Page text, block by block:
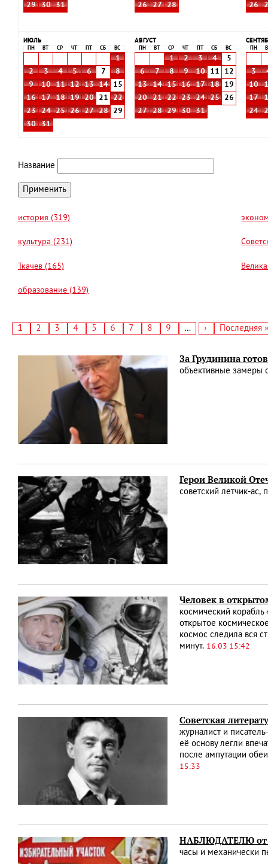
29
30 31
26
27 28
26
ИЮЛЬ
ПН ВТ СР ЧТ СБ ВС
1
2
3 4 5 6 7
8
9
10 11 12 13 14
15
16
17 18 19 20 21
22
23
24 25 26 27 28
29
30
31
АВГУСТ
ПН ВТ СР ЧТ СБ ВС
1 2 3 4
5
6
7 8 9 10 11
12
13
14 15 16 17 18
19
20
21 22 23 24 25
26
27
28 29 30 31
ПН
3
10
17
24
Название
история (319)
культура (231)
Ткачев (165)
образование (139)
Текущая
1 Страница
2 Страница
3 Страница
4 Страница
5 Страница
6 Страница
7 Страница
8 Страница
9 …
Следующая
›
Последняя
Последняя »
За Грудинина
объективные замеры
Герои Великой
советский летчик-
Человек в
космический
открытое
космос следила вся
минут. 16.03 15:42
Советская
журналист и
её основу легли
после ампутации
15:33
НАБЛЮДАТЕЛЮ
часы и механически